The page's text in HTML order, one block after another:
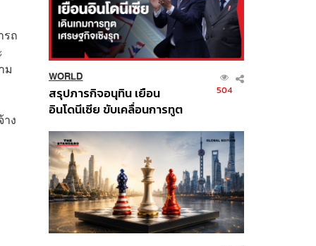
ถ
ม
ง
WORLD
สรุปภารกิจอนุทิน เยือน
อินโดนีเซีย ขับเคลื่อนการทูต
ส่วนยุทธศาสตร์ไทย –
อินโดนีเซีย
504